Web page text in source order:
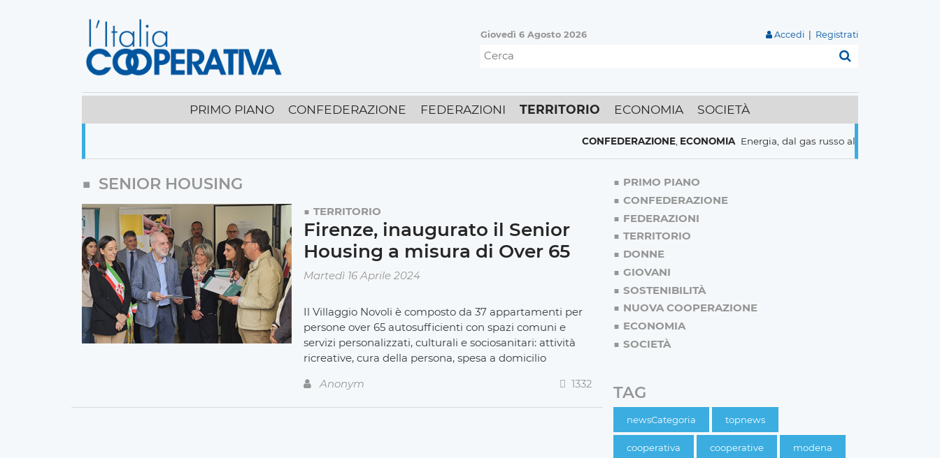
Giovedì 6 Agosto 2026 Accedi Registrati
PRIMO PIANO CONFEDERAZIONE FEDERAZIONI TERRITORIO ECONOMIA SOCIETÀ
CONFEDERAZIONE, ECONOMIA Energia, dal gas russo al nucleare italiani
SENIOR HOUSING
TERRITORIO
Firenze, inaugurato il Senior
Housing a misura di Over 65
Martedì 16 Aprile 2024
Il Villaggio Novoli è composto da 37 appartamenti per
persone over 65 autosufficienti con spazi comuni e
servizi personalizzati, culturali e sociosanitari: attività
ricreative, cura della persona, spesa a domicilio
Anonym
1332
PRIMO PIANO
CONFEDERAZIONE
FEDERAZIONI
TERRITORIO
DONNE
GIOVANI
SOSTENIBILITÀ
NUOVA COOPERAZIONE
ECONOMIA
SOCIETÀ
TAG
newsCategoria topnews
cooperativa cooperative modena